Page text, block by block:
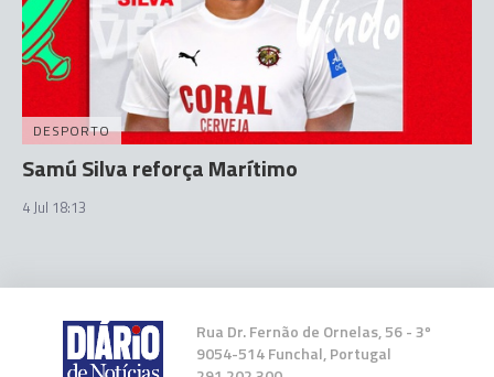
DESPORTO
Samú Silva reforça Marítimo
4 Jul 18:13
Rua Dr. Fernão de Ornelas, 56 - 3º
9054-514 Funchal, Portugal